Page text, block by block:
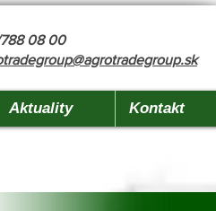
08 00
Aktuality Kontakt